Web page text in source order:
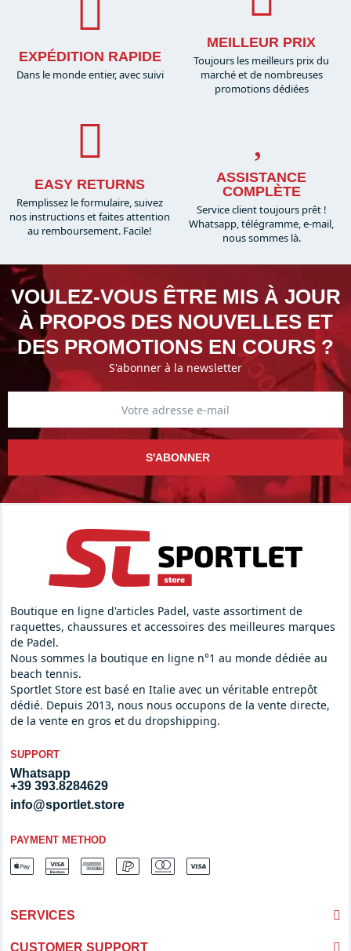
EXPÉDITION RAPIDE
Dans le monde entier, avec suivi
MEILLEUR PRIX
Toujours les meilleurs prix du
marché et de nombreuses
promotions dédiées
EASY RETURNS
Remplissez le formulaire, suivez
nos instructions et faites attention
au remboursement. Facile!
ASSISTANCE
COMPLÈTE
Service client toujours prêt !
Whatsapp, télégramme, e-mail,
nous sommes là.​
VOULEZ-VOUS ÊTRE MIS À JOUR
À PROPOS DES NOUVELLES ET
DES PROMOTIONS EN COURS ?
S'abonner à la newsletter
S'ABONNER
Boutique en ligne d'articles Padel, vaste assortiment de
raquettes, chaussures et accessoires des meilleures marques
de Padel.
Nous sommes la boutique en ligne n°1 au monde dédiée au
beach tennis.
Sportlet Store est basé en Italie avec un véritable entrepôt
dédié. Depuis 2013, nous nous occupons de la vente directe,
de la vente en gros et du dropshipping.
SUPPORT
Whatsapp
+39 393.8284629
info@sportlet.store
PAYMENT METHOD
SERVICES
CUSTOMER SUPPORT